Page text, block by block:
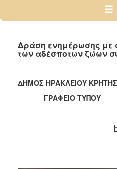
2024
2022
2020
2019
Δράση ενημέρωσης με
των αδέσποτων ζώων
ΔΗΜΟΣ ΗΡΑΚΛΕΙΟΥ ΚΡΗΤΗΣ
ΓΡΑΦΕΙΟ ΤΥΠΟΥ